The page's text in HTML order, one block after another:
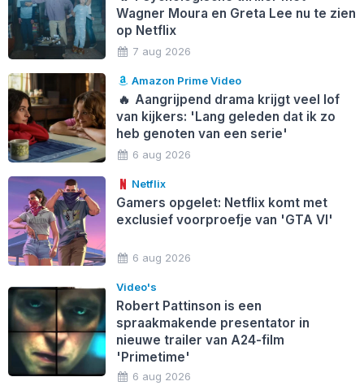
Wagner Moura en Greta Lee nu te zien
op Netflix
7 aug 2026
Amazon Prime Video
🔥 Aangrijpend drama krijgt veel lof
van kijkers: 'Lang geleden dat ik zo
heb genoten van een serie'
6 aug 2026
Netflix
Gamers opgelet: Netflix komt met
exclusief voorproefje van 'GTA VI'
6 aug 2026
Video's
Robert Pattinson is een
spraakmakende presentator in
nieuwe trailer van A24-film
'Primetime'
6 aug 2026